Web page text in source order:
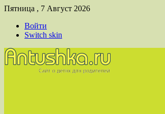
Пятница , 7 Август 2026
Войти
Switch skin